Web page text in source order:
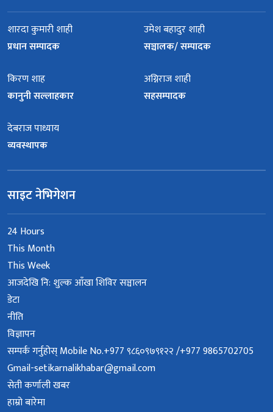
शारदा कुमारी शाही
प्रधान सम्पादक
उमेश बहादुर शाही
सञ्चालक/ सम्पादक
किरण शाह
कानुनी सल्लाहकार
अग्निराज शाही
सहसम्पादक
देबराज पाध्याय
व्यवस्थापक
साइट नेभिगेशन
24 Hours
This Month
This Week
आजदेखि नि: शुल्क आँखा शिविर सञ्चालन
डेटा
नीति
विज्ञापन
सम्पर्क गर्नुहोस् Mobile No.+977 ९८६०९७९१२२ /+977 9865702705
Gmail-setikarnalikhabar@gmail.com
सेती कर्णाली खबर
हाम्रो बारेमा